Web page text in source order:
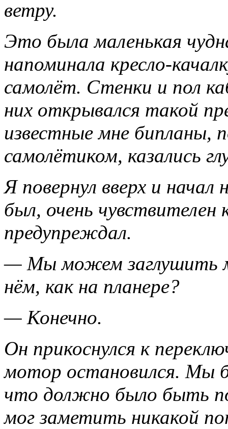
ветру.
Это была маленькая
напоминала кресло-
самолёт. Стенки и пол
них открывался такой
известные мне бипланы,
самолётиком, казались
Я повернул вверх и
был, очень чувствителен
предупреждал.
— Мы можем заглушить
нём, как на планере?
— Конечно.
Он прикоснулся к
мотор остановился. Мы
что должно было быть
мог заметить никакой